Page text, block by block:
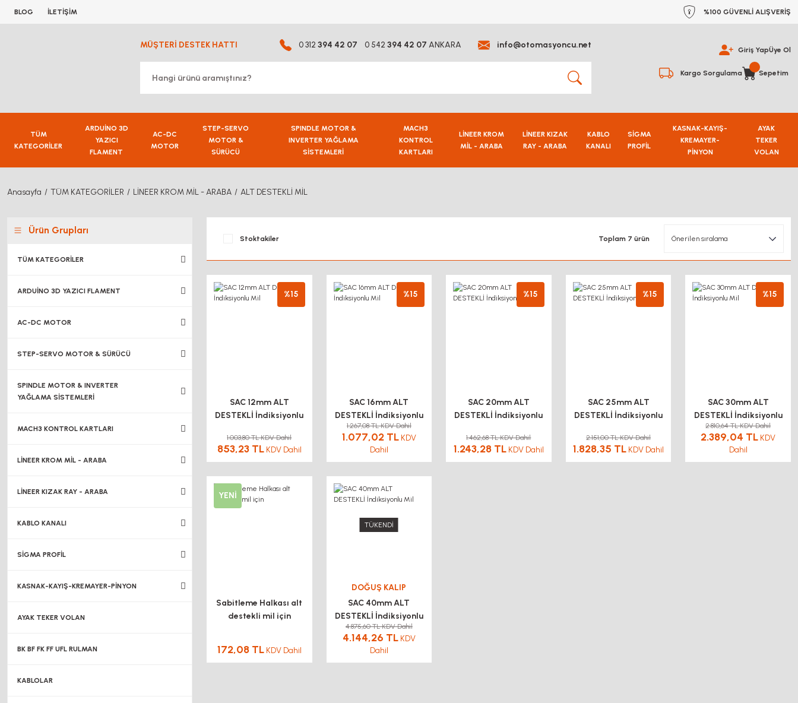
BLOG İLETİŞİM %100 GÜVENLİ ALIŞVERİŞ
MÜŞTERİ DESTEK HATTI 0 312 394 42 07 0 542 394 42 07 ANKARA info@otomasyoncu.net Giriş YapÜye Ol
Kargo Sorgulama Sepetim
TÜM
KATEGORİLER
ARDUİNO 3D
YAZICI
FLAMENT
AC-DC
MOTOR
STEP-SERVO
MOTOR &
SÜRÜCÜ
SPINDLE MOTOR &
INVERTER YAĞLAMA
SİSTEMLERİ
MACH3
KONTROL
KARTLARI
LİNEER KROM
MİL - ARABA
LİNEER KIZAK
RAY - ARABA
KABLO
KANALI
SİGMA
PROFİL
KASNAK-KAYIŞ-
KREMAYER-
PİNYON
AYAK
TEKER
VOLAN
Anasayfa TÜM KATEGORİLER LİNEER KROM MİL - ARABA ALT DESTEKLİ MİL
Ürün Grupları
TÜM KATEGORİLER
ARDUİNO 3D YAZICI FLAMENT
AC-DC MOTOR
STEP-SERVO MOTOR & SÜRÜCÜ
SPINDLE MOTOR & INVERTER
YAĞLAMA SİSTEMLERİ
MACH3 KONTROL KARTLARI
LİNEER KROM MİL - ARABA
LİNEER KIZAK RAY - ARABA
KABLO KANALI
SİGMA PROFİL
KASNAK-KAYIŞ-KREMAYER-PİNYON
AYAK TEKER VOLAN
BK BF FK FF UFL RULMAN
KABLOLAR
Stoktakiler Toplam 7 ürün
%15
SAC 12mm ALT
DESTEKLİ İndiksiyonlu
1.003,80 TL KDV Dahil
853,23 TL KDV Dahil
%15
SAC 16mm ALT
DESTEKLİ İndiksiyonlu
Mil
1.267,08 TL KDV Dahil
1.077,02 TL KDV
Dahil
%15
SAC 20mm ALT
DESTEKLİ İndiksiyonlu
1.462,68 TL KDV Dahil
1.243,28 TL KDV Dahil
%15
SAC 25mm ALT
DESTEKLİ İndiksiyonlu
2.151,00 TL KDV Dahil
1.828,35 TL KDV Dahil
%15
SAC 30mm ALT
DESTEKLİ İndiksiyonlu
Mil
2.810,64 TL KDV Dahil
2.389,04 TL KDV
Dahil
YENİ
Sabitleme Halkası alt
destekli mil için
172,08 TL KDV Dahil
TÜKENDİ
DOĞUŞ KALIP
SAC 40mm ALT
DESTEKLİ İndiksiyonlu
Mil
4.875,60 TL KDV Dahil
4.144,26 TL KDV
Dahil